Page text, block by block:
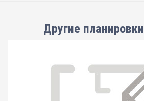
Другие планировки